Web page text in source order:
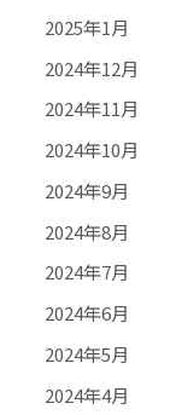
2025年1月
2024年12月
2024年11月
2024年10月
2024年9月
2024年8月
2024年7月
2024年6月
2024年5月
2024年4月